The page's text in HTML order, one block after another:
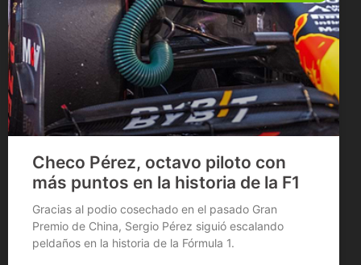
Checo Pérez, octavo piloto con
más puntos en la historia de la F1
Gracias al podio cosechado en el pasado Gran
Premio de China, Sergio Pérez siguió escalando
peldaños en la historia de la Fórmula 1.